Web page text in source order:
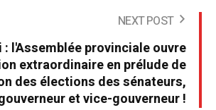
NEXT POST
: l'Assemblée provinciale ouvre
extraordinaire en prélude de
des élections des sénateurs,
et vice-gouverneur !